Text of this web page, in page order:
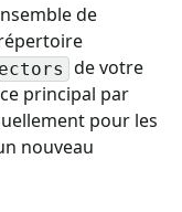
de
de votre
principal par
pour les
nouveau